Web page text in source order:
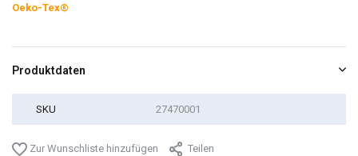
Oeko-Tex®
Produktdaten
SKU 27470001
Zur Wunschliste hinzufügen Teilen